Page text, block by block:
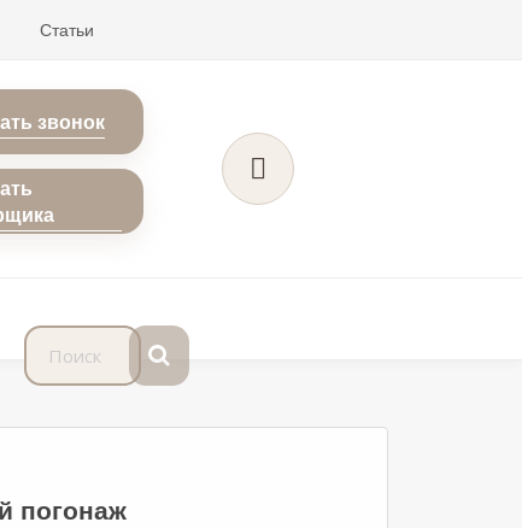
Статьи
звонок
погонаж